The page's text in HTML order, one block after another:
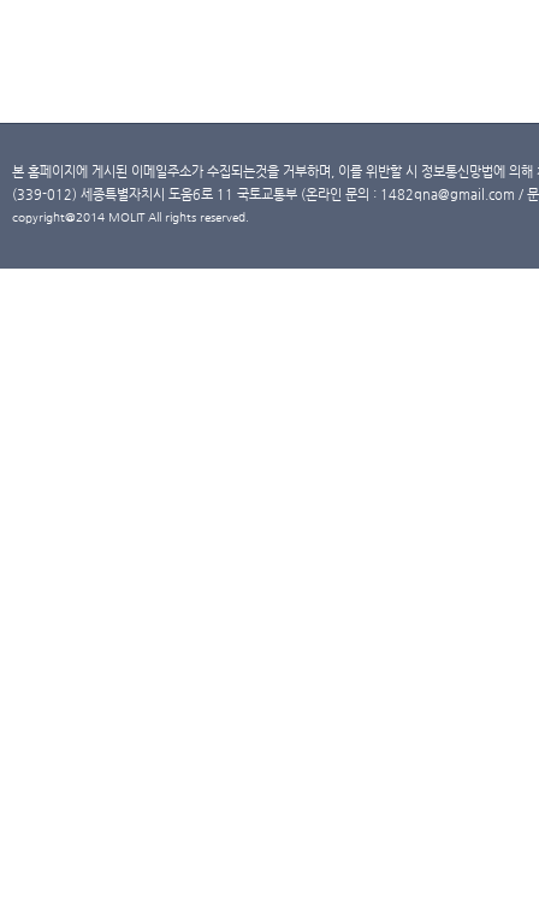
본 홈페이지에 게시된 이메일주소가 수집되는것을 거부하며, 이를 위반할 시 정보통신망법에 의
(339-012) 세종특별자치시 도움6로 11 국토교통부 (온라인 문의 : 1482qna@gmail.com /
copyright@2014 MOLIT All rights reserved.